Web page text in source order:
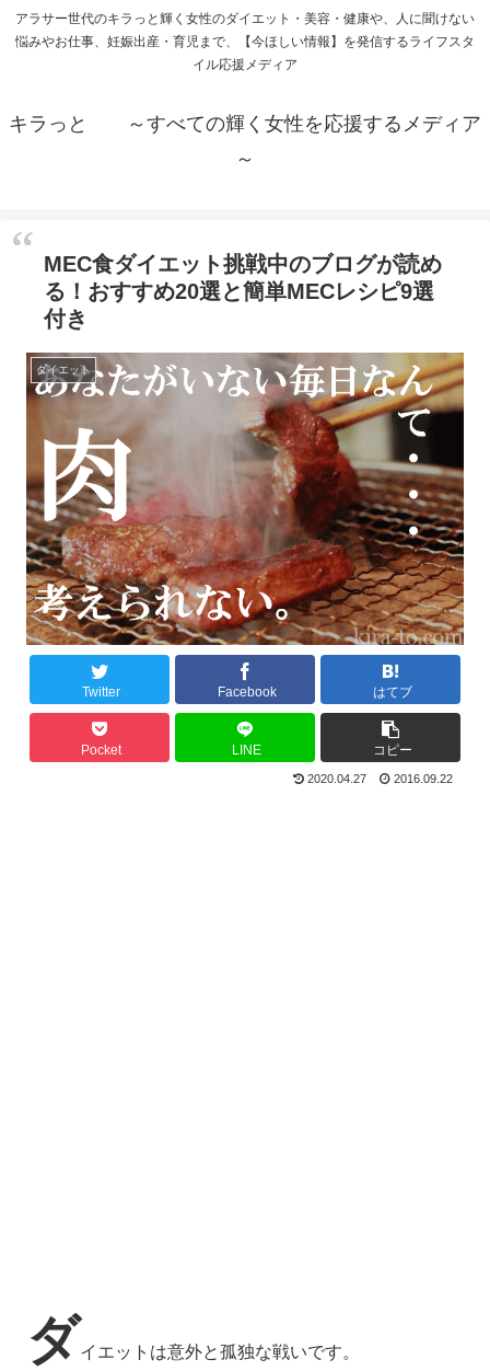
アラサー世代のキラっと輝く女性のダイエット・美容・健康や、人に聞けない
悩みやお仕事、妊娠出産・育児まで、【今ほしい情報】を発信するライフスタ
イル応援メディア
キラっと ～すべての輝く女性を応援するメディア
～
MEC食ダイエット挑戦中のブログが読め
る！おすすめ20選と簡単MECレシピ9選
付き
ダイエット
Twitter Facebook はてブ
Pocket LINE コピー
2020.04.27 2016.09.22
ダイエットは意外と孤独な戦いです。